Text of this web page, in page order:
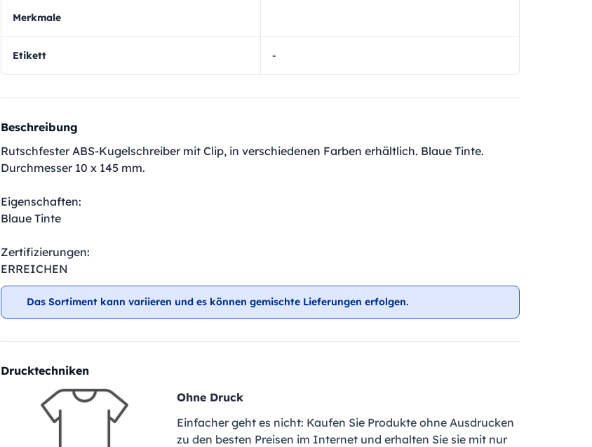
Merkmale
Etikett -
Beschreibung
Rutschfester ABS-Kugelschreiber mit Clip, in verschiedenen Farben erhältlich. Blaue Tinte.
Durchmesser 10 x 145 mm.
Eigenschaften:
Blaue Tinte
Zertifizierungen:
ERREICHEN
Das Sortiment kann variieren und es können gemischte Lieferungen erfolgen.
Drucktechniken
Ohne Druck
Einfacher geht es nicht: Kaufen Sie Produkte ohne Ausdrucken
zu den besten Preisen im Internet und erhalten Sie sie mit nur